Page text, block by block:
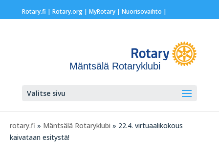
Rotary.fi | Rotary.org| MyRotary | Nuorisovaihto |
Mäntsälä Rotaryklubi
Valitse sivu
rotary.fi » Mäntsälä Rotaryklubi » 22.4. virtuaalikokous
kaivataan esitystä!